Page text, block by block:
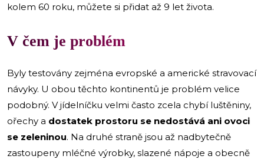
kolem 60 roku, můžete si přidat až 9 let života.
V čem je problém
Byly testovány zejména evropské a americké stravovací
návyky. U obou těchto kontinentů je problém velice
podobný. V jídelníčku velmi často zcela chybí luštěniny,
ořechy a dostatek prostoru se nedostává ani ovoci
se zeleninou. Na druhé straně jsou až nadbytečně
zastoupeny mléčné výrobky, slazené nápoje a obecně